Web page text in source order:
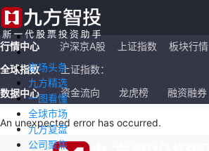
市场头条
九方精选
一图看懂
全球市场
九方复盘
公司聚焦
行情中心 沪深京A股 上证指数 板块行情
全球指数
上证指数：
恒生指数：
纳斯达克ETF：
数据中心 资金流向 龙虎榜 融资融券
An unexpected error has occurred.